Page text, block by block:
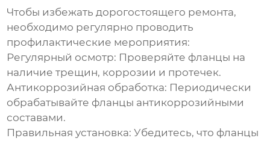
Чтобы избежать дорогостоящего ремонта,
необходимо регулярно проводить
профилактические мероприятия:
Регулярный осмотр: Проверяйте фланцы на
наличие трещин, коррозии и протечек.
Антикоррозийная обработка: Периодически
обрабатывайте фланцы антикоррозийными
составами.
Правильная установка: Убедитесь, что фланцы